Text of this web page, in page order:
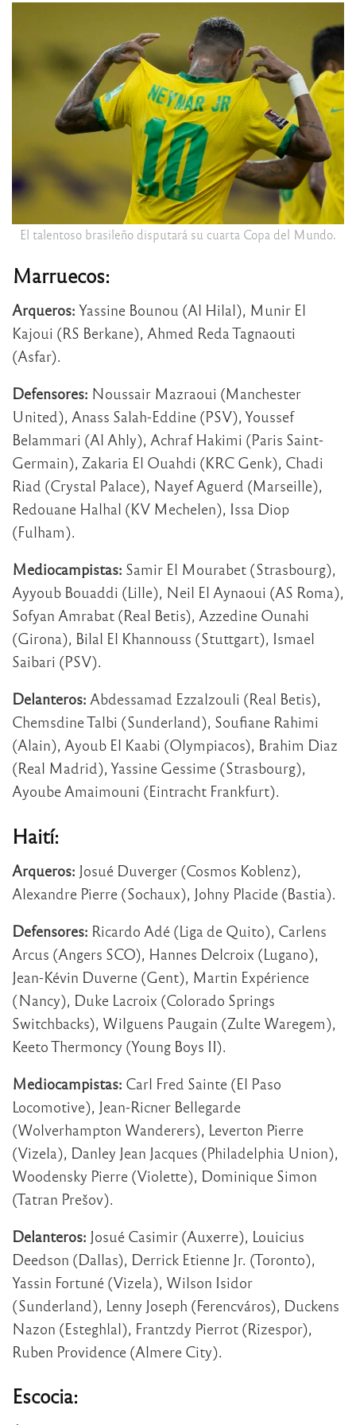
El talentoso brasileño disputará su cuarta Copa del Mundo.
Marruecos:
Arqueros: Yassine Bounou (Al Hilal), Munir El
Kajoui (RS Berkane), Ahmed Reda Tagnaouti
(Asfar).
Defensores: Noussair Mazraoui (Manchester
United), Anass Salah-Eddine (PSV), Youssef
Belammari (Al Ahly), Achraf Hakimi (Paris Saint-
Germain), Zakaria El Ouahdi (KRC Genk), Chadi
Riad (Crystal Palace), Nayef Aguerd (Marseille),
Redouane Halhal (KV Mechelen), Issa Diop
(Fulham).
Mediocampistas: Samir El Mourabet (Strasbourg),
Ayyoub Bouaddi (Lille), Neil El Aynaoui (AS Roma),
Sofyan Amrabat (Real Betis), Azzedine Ounahi
(Girona), Bilal El Khannouss (Stuttgart), Ismael
Saibari (PSV).
Delanteros: Abdessamad Ezzalzouli (Real Betis),
Chemsdine Talbi (Sunderland), Soufiane Rahimi
(Alain), Ayoub El Kaabi (Olympiacos), Brahim Diaz
(Real Madrid), Yassine Gessime (Strasbourg),
Ayoube Amaimouni (Eintracht Frankfurt).
Haití:
Arqueros: Josué Duverger (Cosmos Koblenz),
Alexandre Pierre (Sochaux), Johny Placide (Bastia).
Defensores: Ricardo Adé (Liga de Quito), Carlens
Arcus (Angers SCO), Hannes Delcroix (Lugano),
Jean-Kévin Duverne (Gent), Martin Expérience
(Nancy), Duke Lacroix (Colorado Springs
Switchbacks), Wilguens Paugain (Zulte Waregem),
Keeto Thermoncy (Young Boys II).
Mediocampistas: Carl Fred Sainte (El Paso
Locomotive), Jean-Ricner Bellegarde
(Wolverhampton Wanderers), Leverton Pierre
(Vizela), Danley Jean Jacques (Philadelphia Union),
Woodensky Pierre (Violette), Dominique Simon
(Tatran Prešov).
Delanteros: Josué Casimir (Auxerre), Louicius
Deedson (Dallas), Derrick Etienne Jr. (Toronto),
Yassin Fortuné (Vizela), Wilson Isidor
(Sunderland), Lenny Joseph (Ferencváros), Duckens
Nazon (Esteghlal), Frantzdy Pierrot (Rizespor),
Ruben Providence (Almere City).
Escocia: